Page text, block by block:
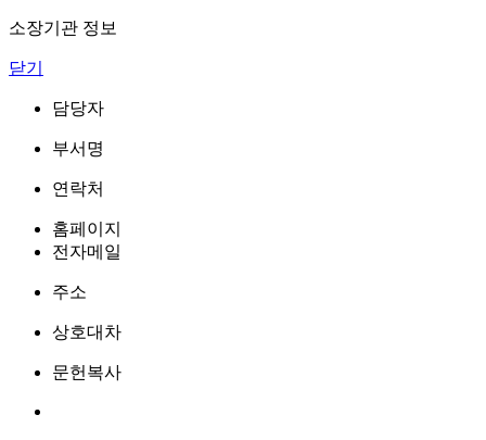
소장기관 정보
닫기
담당자
부서명
연락처
홈페이지
전자메일
주소
상호대차
문헌복사